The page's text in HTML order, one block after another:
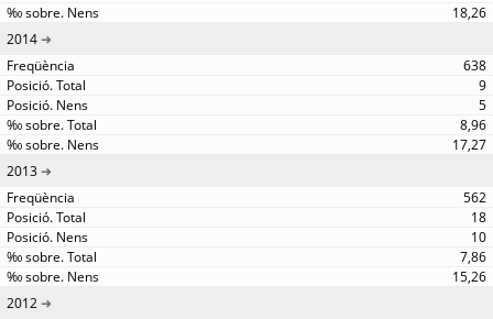
18,26
2014
638
9
5
8,96
17,27
2013
562
18
10
7,86
15,26
2012